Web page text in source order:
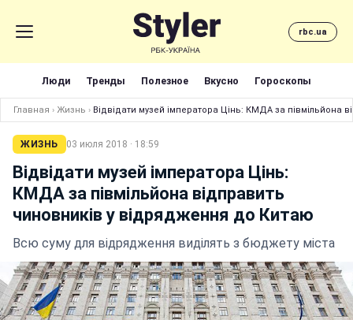
rbc.ua
Люди Тренды Полезное Вкусно Гороскопы
Главная › Жизнь › Відвідати музей імператора Цінь: КМДА за півмільйона
ЖИЗНЬ 03 июля 2018 · 18:59
Відвідати музей імператора Цінь:
КМДА за півмільйона відправить
чиновників у відрядження до Китаю
Всю суму для відрядження виділять з бюджету міста